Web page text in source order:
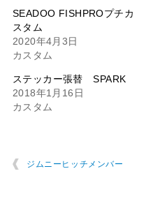
SEADOO FISHPROプチカ
スタム
2020年4月3日
カスタム
ステッカー張替 SPARK
2018年1月16日
カスタム
ジムニーヒッチメンバー